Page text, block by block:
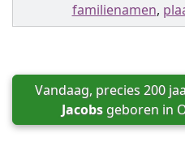
familienamen,
Vandaag, precies 200
Jacobs geboren in